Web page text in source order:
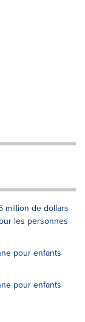
million de dollars
les personnes
pour enfants
pour enfants